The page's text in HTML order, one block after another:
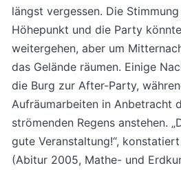
längst vergessen. Die
Höhepunkt und die Party
weitergehen, aber um
das Gelände räumen. Einige
die Burg zur After-Party,
Aufräumarbeiten in Anbetracht
strömenden Regens anstehen.
gute Veranstaltung!“,
(Abitur 2005, Mathe- und